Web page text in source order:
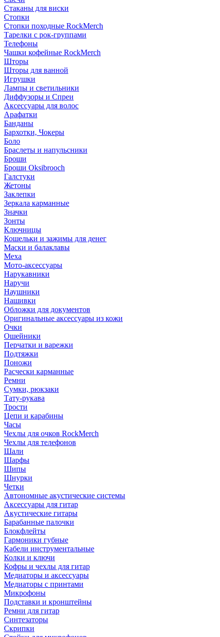
Стаканы для виски
Стопки
Стопки походные RockMerch
Тарелки с рок-группами
Телефоны
Чашки кофейные RockMerch
Шторы
Шторы для ванной
Игрушки
Лампы и светильники
Диффузоры и Спреи
Аксессуары для волос
Арафатки
Банданы
Бархотки, Чокеры
Боло
Браслеты и напульсники
Броши
Броши Oksibrooch
Галстуки
Жетоны
Заклепки
Зеркала карманные
Значки
Зонты
Ключницы
Кошельки и зажимы для денег
Маски и балаклавы
Меха
Мото-аксессуары
Нарукавники
Наручи
Наушники
Нашивки
Обложки для документов
Оригинальные аксессуары из кожи
Очки
Ошейники
Перчатки и варежки
Подтяжки
Поножи
Расчески карманные
Ремни
Сумки, рюкзаки
Тату-рукава
Трости
Цепи и карабины
Часы
Чехлы для очков RockMerch
Чехлы для телефонов
Шали
Шарфы
Шипы
Шнурки
Четки
Автономные акустические системы
Аксессуары для гитар
Акустические гитары
Барабанные палочки
Блокфлейты
Гармоники губные
Кабели инструментальные
Колки и ключи
Кофры и чехлы для гитар
Медиаторы и аксессуары
Медиаторы с принтами
Микрофоны
Подставки и кронштейны
Ремни для гитар
Синтезаторы
Скрипки